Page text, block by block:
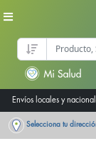
Envíos locales y
Selecciona tu dirección de